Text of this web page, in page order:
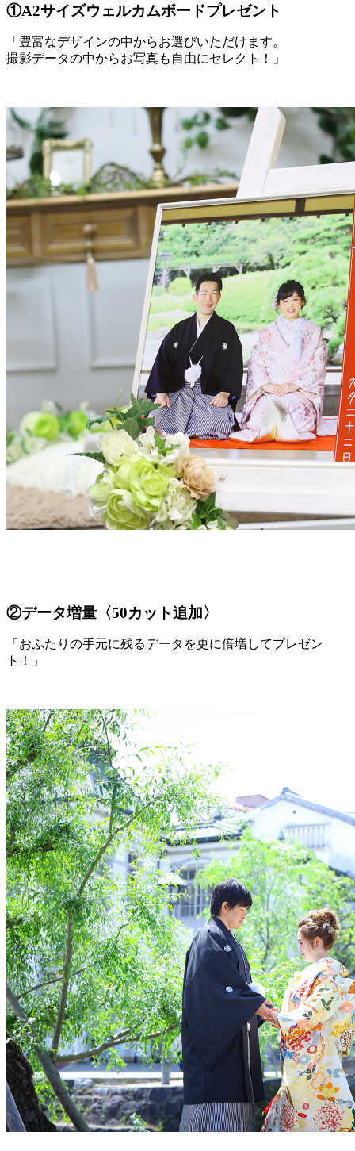
①A2サイズウェルカムボードプレゼント
「豊富なデザインの中からお選びいただけます。
撮影データの中からお写真も自由にセレクト！」
②データ増量〈50カット追加〉
「おふたりの手元に残るデータを更に倍増してプレゼン
ト！」